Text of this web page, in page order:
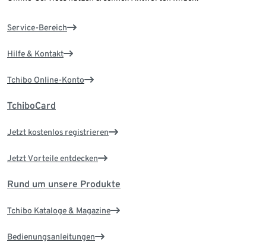
Service-Bereich
Hilfe & Kontakt
Tchibo Online-Konto
TchiboCard
Jetzt kostenlos registrieren
Jetzt Vorteile entdecken
Rund um unsere Produkte
Tchibo Kataloge & Magazine
Bedienungsanleitungen